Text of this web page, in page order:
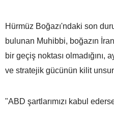
Hürmüz Boğazı'ndaki son
bulunan Muhibbi, boğazın
bir geçiş noktası olmadığını,
ve stratejik gücünün kilit
"ABD şartlarımızı kabul